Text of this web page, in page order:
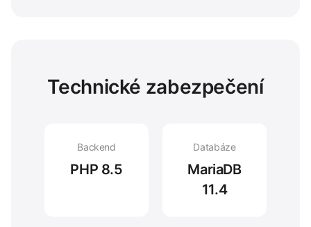
Technické zabezpečení
Backend
PHP 8.5
Databáze
MariaDB
11.4